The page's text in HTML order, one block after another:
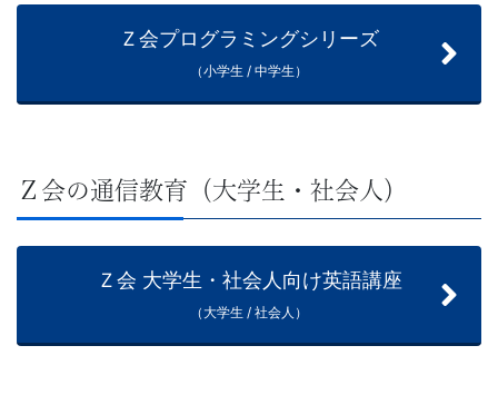
こ
や
が
学
Ｚ会プログラミングシリーズ
（小学生 / 中学生）
Ｚ会の通信教育（大学生・社会人）
Ｚ会 大学生・社会人向け英語講座
（大学生 / 社会人）